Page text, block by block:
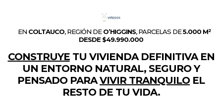
EN COLTAUCO, REGIÓN DEO’HIGGINS, PARCELAS DE5.000 M²
DESDE $49.990.000
CONSTRUYETU VIVIENDA DEFINITIVA EN
UN ENTORNO NATURAL, SEGURO Y
PENSADO PARAVIVIR TRANQUILOEL
RESTO DE TU VIDA.